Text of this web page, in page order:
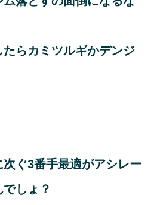
らカミツルギかデンジ
ぐ3番手最適がアシレー
しょ？